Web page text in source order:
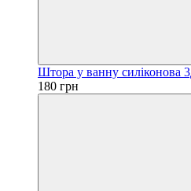
Штора у ванну силіконова
180 грн